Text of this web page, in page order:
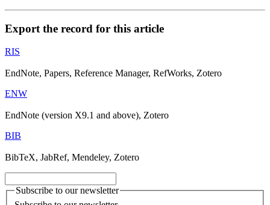
Export the record for this article
RIS
EndNote, Papers, Reference Manager, RefWorks, Zotero
ENW
EndNote (version X9.1 and above), Zotero
BIB
BibTeX, JabRef, Mendeley, Zotero
Subscribe to our newsletter